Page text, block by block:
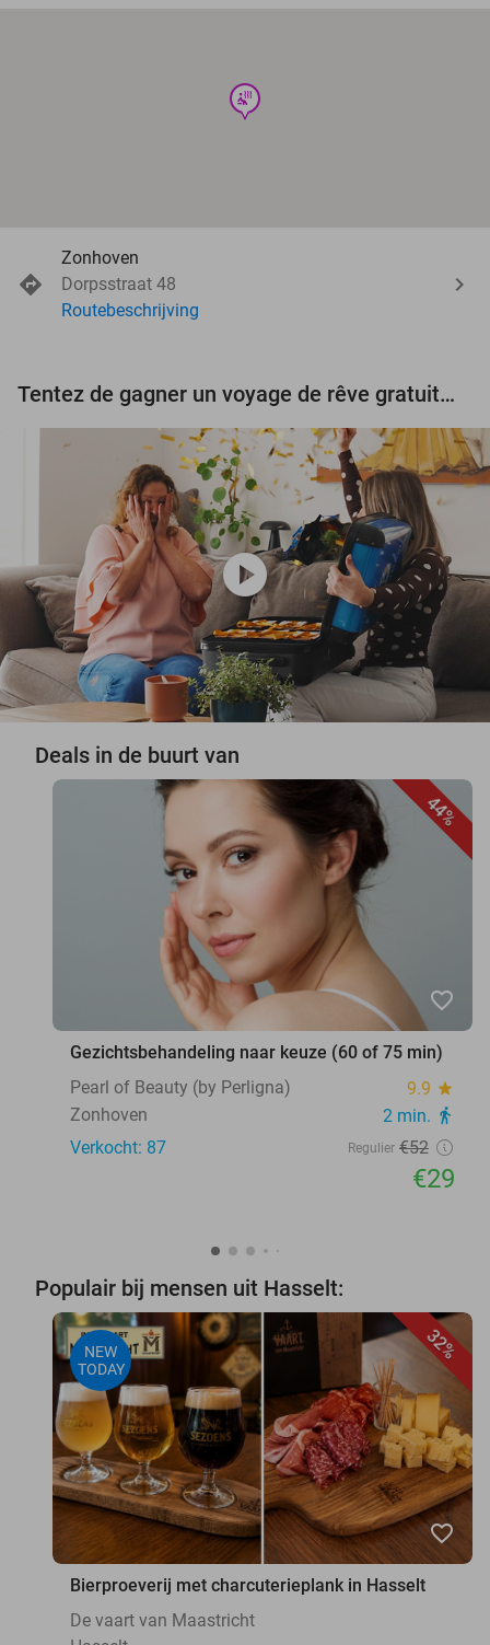
wellness
Zonhoven
Dorpsstraat 48
Routebeschrijving
Tentez de gagner un voyage de rêve gratuit d'une valeur de 3.000 € !
play_circle
Deals in de buurt van
44%
favorite_border
Gezichtsbehandeling naar keuze (60 of 75 min)
Pearl of Beauty (by Perligna)
9.9 star
Zonhoven 2 min. directions_walk
Verkocht: 87 Regulier €52
€29
Populair bij mensen uit Hasselt:
32%
NEW
TODAY
favorite_border
Bierproeverij met charcuterieplank in Hasselt
De vaart van Maastricht